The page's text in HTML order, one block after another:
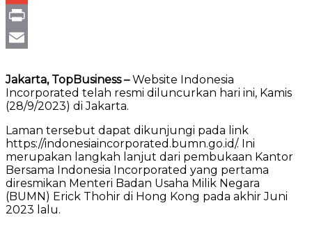
Gmail
Print
Jakarta, TopBusiness –Website Indonesia
Incorporated telah resmi diluncurkan hari ini, Kamis
(28/9/2023) di Jakarta.
Laman tersebut dapat dikunjungi pada link
https://indonesiaincorporated.bumn.go.id/. Ini
merupakan langkah lanjut dari pembukaan Kantor
Bersama Indonesia Incorporated yang pertama
diresmikan Menteri Badan Usaha Milik Negara
(BUMN) Erick Thohir di Hong Kong pada akhir Juni
2023 lalu.